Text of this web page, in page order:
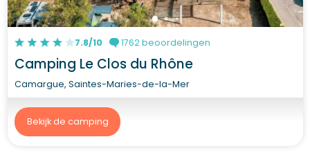
7.8/10 1762 beoordelingen
Camping Le Clos du Rhône
Camargue, Saintes-Maries-de-la-Mer
Bekijk de camping